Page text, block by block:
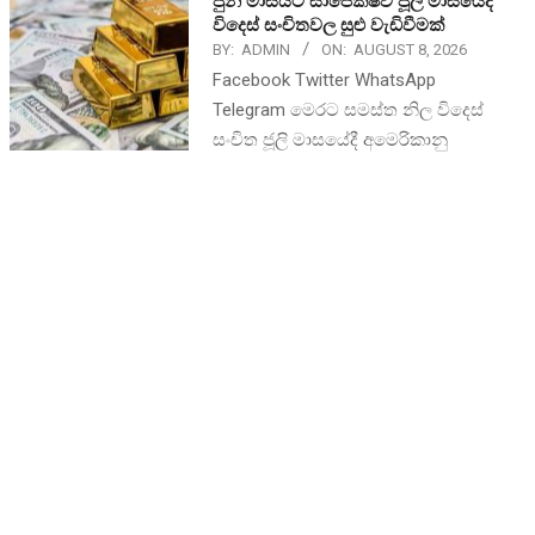
විදෙස් සංචිතවල සුළු වැඩිවීමක්
BY: ADMIN ON: AUGUST 8, 2026
Facebook Twitter WhatsApp
Telegram මෙරට සමස්ත නිල විදෙස්
සංචිත ජූලි මාසයේදී අමෙරිකානු